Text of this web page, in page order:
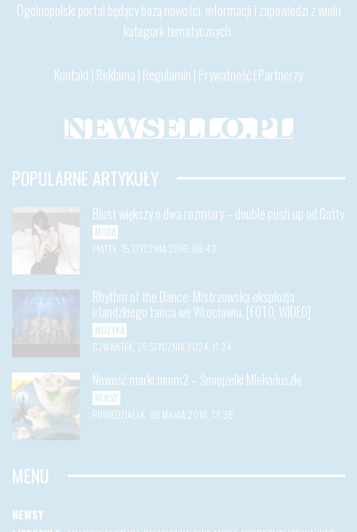
Ogólnopolski portal będący bazą nowości, informacji i zapowiedzi z wielu
kategorii tematycznych.
Kontakt | Reklama | Regulamin | Prywatność| Partnerzy
POPULARNE ARTYKUŁY
Biust większy o dwa rozmiary – double push up od Gatty
MODA
PIĄTEK, 15 STYCZNIA 2016, 08:43
Rhythm of the Dance: Mistrzowska eksplozja
irlandzkiego tańca we Wrocławiu. [FOTO, WIDEO]
MUZYKA
CZWARTEK, 25 STYCZNIA 2024, 11:24
Nowość marki nimm2 – Śmiejżelki Mlekoduszki
NEWSY
PONIEDZIAŁEK, 09 MAJAA 2016, 13:38
MENU
NEWSY